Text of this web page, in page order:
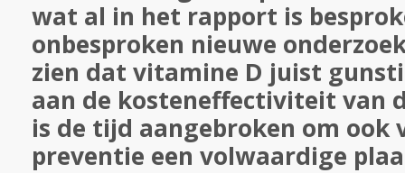
wat al in het rapport is
onbesproken nieuwe
zien dat vitamine D juist
aan de kosteneffectiviteit van
is de tijd aangebroken om ook
preventie een volwaardige